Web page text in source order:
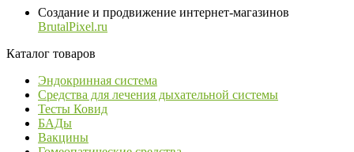
Создание и продвижение интернет-магазинов
BrutalPixel.ru
Каталог товаров
Эндокринная система
Средства для лечения дыхательной системы
Тесты Ковид
БАДы
Вакцины